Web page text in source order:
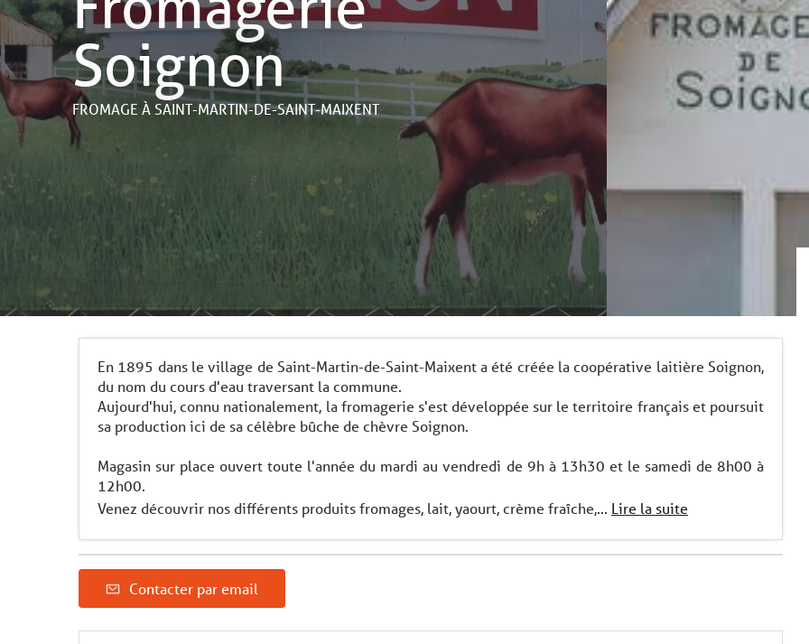
Soignon
FROMAGE À SAINT-MARTIN-DE-SAINT-MAIXENT
En 1895 dans le village de Saint-Martin-de-Saint-Maixent a été créée la coopérative laitière Soignon,
du nom du cours d'eau traversant la commune.
Aujourd'hui, connu nationalement, la fromagerie s'est développée sur le territoire français et poursuit
sa production ici de sa célèbre bûche de chèvre Soignon.
Magasin sur place ouvert toute l'année du mardi au vendredi de 9h à 13h30 et le samedi de 8h00 à
12h00.
Venez découvrir nos différents produits fromages, lait, yaourt, crème fraîche,... Lire la suite
Contacter par email